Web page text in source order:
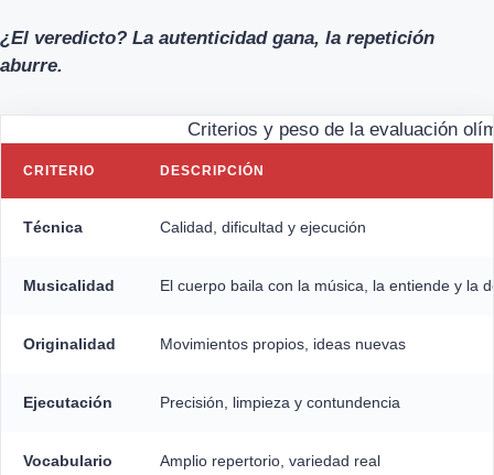
¿El veredicto? La autenticidad gana, la repetición
aburre.
Criterios y peso de la evaluación
CRITERIO DESCRIPCIÓN
Técnica Calidad, dificultad y ejecución
Musicalidad El cuerpo baila con la música, la entiende y la
Originalidad Movimientos propios, ideas nuevas
Ejecutación Precisión, limpieza y contundencia
Vocabulario Amplio repertorio, variedad real